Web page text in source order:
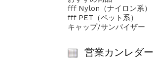
fff Nylon（ナイロン系）
fff PET（ペット系）
キャップ/サンバイザー
営業カンレダー